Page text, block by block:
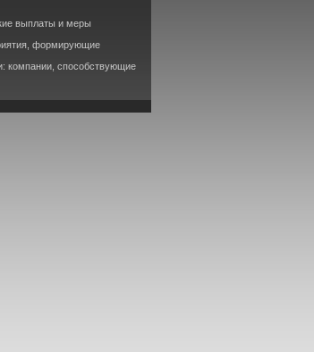
выплаты и меры
формирующие
компании, способствующие